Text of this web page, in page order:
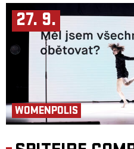
27. 9.
WOMENPOLIS